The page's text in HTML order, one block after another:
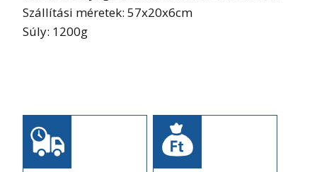
Szállítási méretek: 57x20x6cm
Súly: 1200g